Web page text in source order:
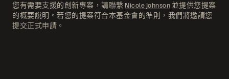
您有需要支援的創新專案，請聯繫 Nicole Johnson 並提供您提案
的概要說明。若您的提案符合本基金會的準則，我們將邀請您
提交正式申請。